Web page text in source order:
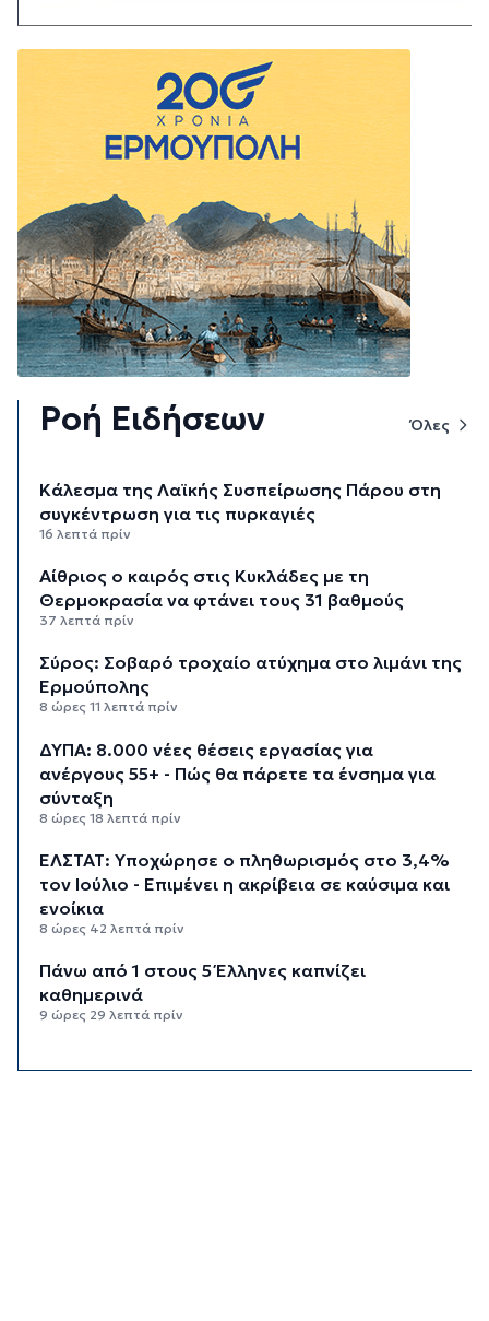
Ροή Ειδήσεων Όλες
Κάλεσμα της Λαϊκής Συσπείρωσης Πάρου στη
συγκέντρωση για τις πυρκαγιές
16 λεπτά πρίν
Αίθριος ο καιρός στις Κυκλάδες με τη
Θερμοκρασία να φτάνει τους 31 βαθμούς
37 λεπτά πρίν
Σύρος: Σοβαρό τροχαίο ατύχημα στο λιμάνι της
Ερμούπολης
8 ώρες 11 λεπτά πρίν
ΔΥΠΑ: 8.000 νέες θέσεις εργασίας για
ανέργους 55+ - Πώς θα πάρετε τα ένσημα για
σύνταξη
8 ώρες 18 λεπτά πρίν
ΕΛΣΤΑΤ: Υποχώρησε ο πληθωρισμός στο 3,4%
τον Ιούλιο - Επιμένει η ακρίβεια σε καύσιμα και
ενοίκια
8 ώρες 42 λεπτά πρίν
Πάνω από 1 στους 5 Έλληνες καπνίζει
καθημερινά
9 ώρες 29 λεπτά πρίν